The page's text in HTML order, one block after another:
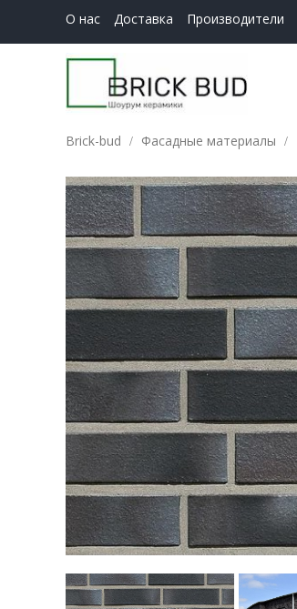
О нас Доставка Производители
Brick-bud Фасадные материалы